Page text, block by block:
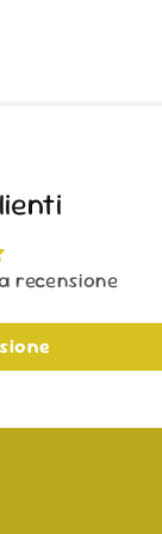
recensione